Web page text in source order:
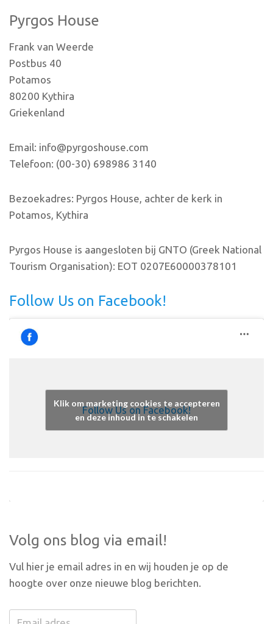
Pyrgos House
Frank van Weerde
Postbus 40
Potamos
80200 Kythira
Griekenland
Email: info@pyrgoshouse.com
Telefoon: (00-30) 698986 3140
Bezoekadres: Pyrgos House, achter de kerk in
Potamos, Kythira
Pyrgos House is aangesloten bij GNTO (Greek National
Tourism Organisation): EOT 0207E60000378101
Follow Us on Facebook!
Follow Us on Facebook!
Klik om marketing cookies te accepteren
en deze inhoud in te schakelen
Volg ons blog via email!
Vul hier je email adres in en wij houden je op de
hoogte over onze nieuwe blog berichten.
Email